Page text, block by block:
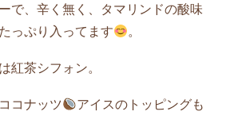
で、辛く無く、タマリンドの酸味
っぷり入ってます
。
紅茶シフォン。
コナッツ
アイスのトッピングも